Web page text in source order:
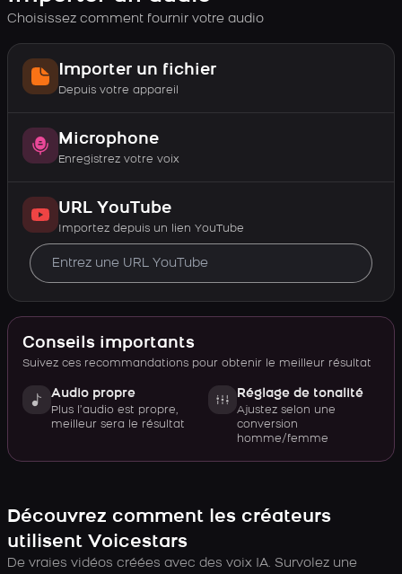
Choisissez comment fournir votre audio
Importer un fichier
Depuis votre appareil
Microphone
Enregistrez votre voix
URL YouTube
Importez depuis un lien YouTube
Conseils importants
Suivez ces recommandations pour obtenir le meilleur résultat
Audio propre
Plus l’audio est propre,
meilleur sera le résultat
Réglage de tonalité
Ajustez selon une
conversion
homme/femme
Découvrez comment les créateurs
utilisent Voicestars
De vraies vidéos créées avec des voix IA. Survolez une